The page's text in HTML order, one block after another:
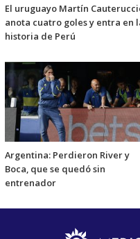
El uruguayo Martín
anota cuatro goles y entra en
historia de Perú
Argentina: Perdieron River y
Boca, que se quedó sin
entrenador